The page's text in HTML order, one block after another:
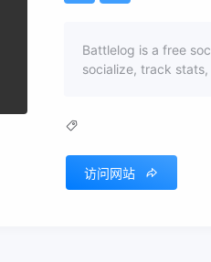
Battlelog is a free
socialize, track
访问网站